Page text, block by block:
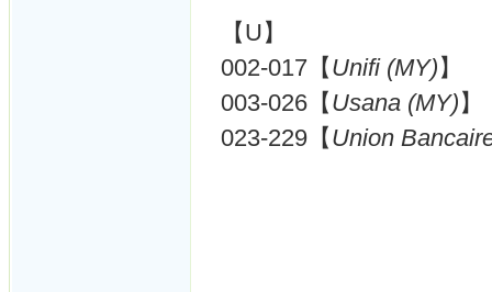
【U】
002-017【Unifi (MY)】
003-026【Usana (MY)】
023-229【Union